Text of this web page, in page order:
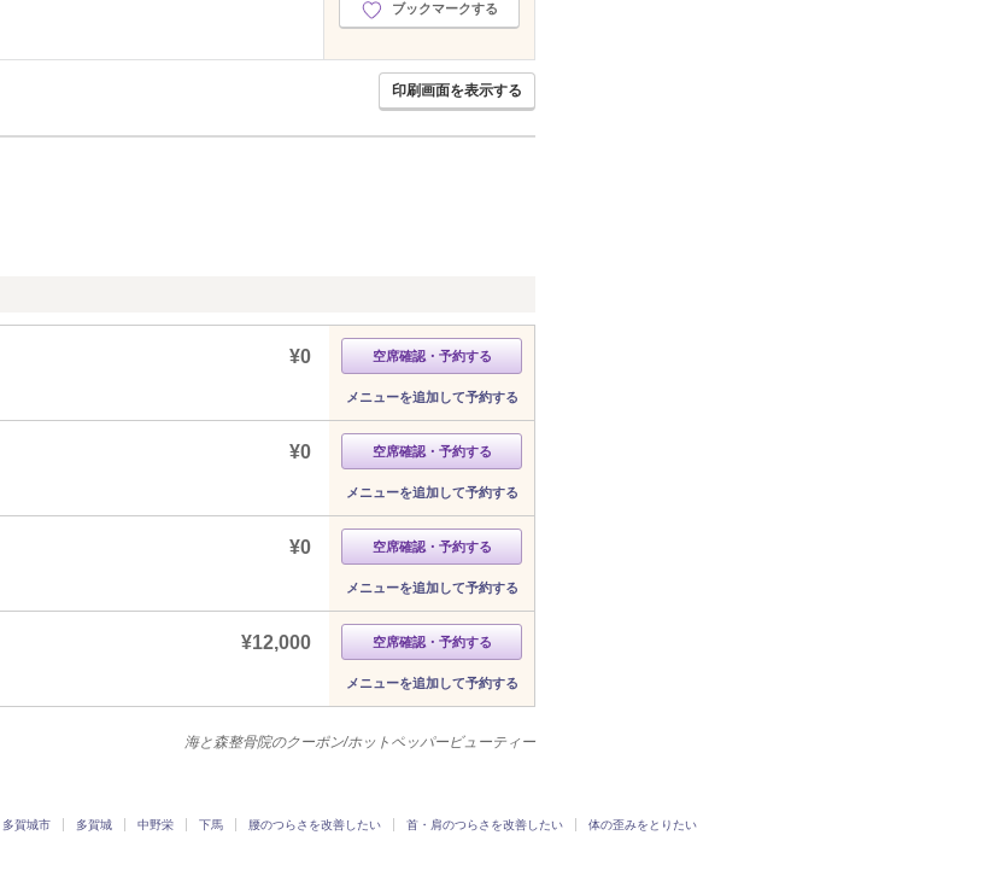
ブックマークする
印刷画面を表示する
¥0 空席確認・予約する
メニューを追加して予約する
¥0 空席確認・予約する
メニューを追加して予約する
¥0 空席確認・予約する
メニューを追加して予約する
¥12,000 空席確認・予約する
メニューを追加して予約する
海と森整骨院のクーポン/ホットペッパービューティー
多賀城市 多賀城 中野栄 下馬 腰のつらさを改善したい 首・肩のつらさを改善したい 体の歪みをとりたい